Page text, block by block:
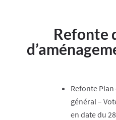
Refonte
Refonte Plan
général –
en date du